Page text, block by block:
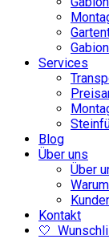
Services
Blog
Über uns
Über
Kontakt
🤍